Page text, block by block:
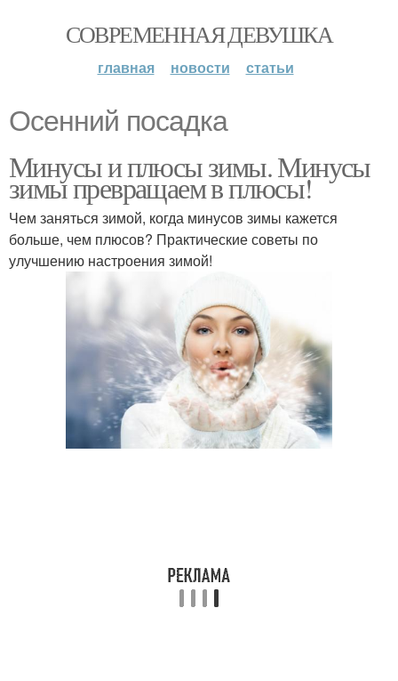
СОВРЕМЕННАЯ ДЕВУШКА
главная новости статьи
Осенний посадка
Минусы и плюсы зимы. Минусы
зимы превращаем в плюсы!
Чем заняться зимой, когда минусов зимы кажется
больше, чем плюсов? Практические советы по
улучшению настроения зимой!